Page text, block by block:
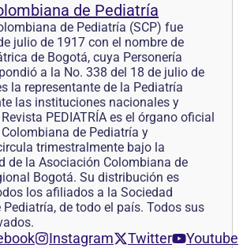
de Pediatría
de Pediatría (SCP) fue
julio de 1917 con el nombre de
de Bogotá, cuya Personería
a la No. 338 del 18 de julio de
la representante de la Pediatría
las instituciones nacionales y
PEDIATRÍA es el órgano oficial
de Pediatría y
trimestralmente bajo la
de la Asociación Colombiana de
Bogotá. Su distribución es
los afiliados a la Sociedad
de todo el país. Todos sus
Instagram Twitter Youtube